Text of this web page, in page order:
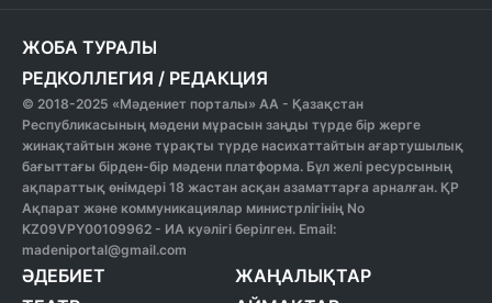
ЖОБА ТУРАЛЫ
РЕДКОЛЛЕГИЯ / РЕДАКЦИЯ
© 2018-2025 «Мәдениет порталы» АА - Қазақстан
Республикасының мәдени мұрасын заңды түрде бір жерге
жинақтайтын және тұрақты түрде насихаттайтын ағартушылық
бағыттағы бірден-бір мәдени платформа. Бұл желі ресурсының
ақпараттық өнімдері 18 жастан асқан азаматтарға арналған. ҚР
Ақпарат және коммуникациялар министрлігінің No
KZ09VPY00109962 - ИА куәлігі берілген. Email:
madeniportal@gmail.com
ӘДЕБИЕТ
ЖАҢАЛЫҚТАР